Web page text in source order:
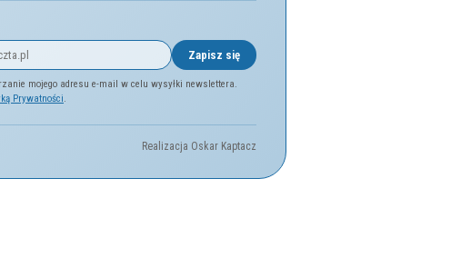
Zapisz się
mojego adresu e-mail w celu wysyłki newslettera.
Prywatności.
Realizacja Oskar Kaptacz